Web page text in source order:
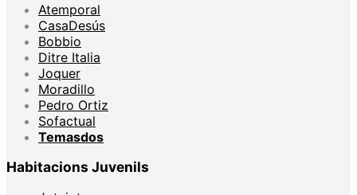
Atemporal
CasaDesús
Bobbio
Ditre Italia
Joquer
Moradillo
Pedro Ortiz
Sofactual
Temasdos
Habitacions Juvenils